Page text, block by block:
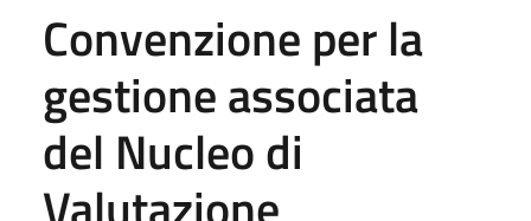
Convenzione per la
gestione associata
del Nucleo di